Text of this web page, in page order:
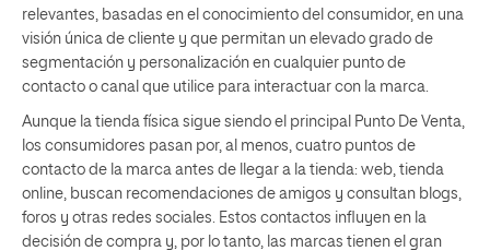
relevantes, basadas en el conocimiento del consumidor, en una
visión única de cliente y que permitan un elevado grado de
segmentación y personalización en cualquier punto de
contacto o canal que utilice para interactuar con la marca.
Aunque la tienda física sigue siendo el principal Punto De Venta,
los consumidores pasan por, al menos, cuatro puntos de
contacto de la marca antes de llegar a la tienda: web, tienda
online, buscan recomendaciones de amigos y consultan blogs,
foros y otras redes sociales. Estos contactos influyen en la
decisión de compra y, por lo tanto, las marcas tienen el gran